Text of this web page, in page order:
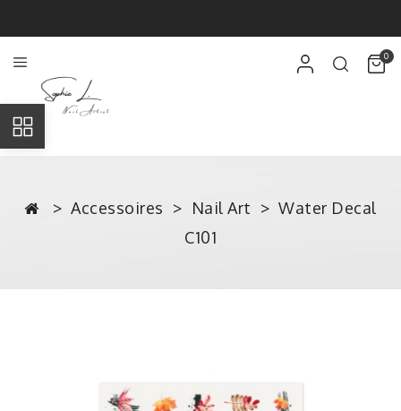
0
Accessoires Nail Art
Water Decal
C101